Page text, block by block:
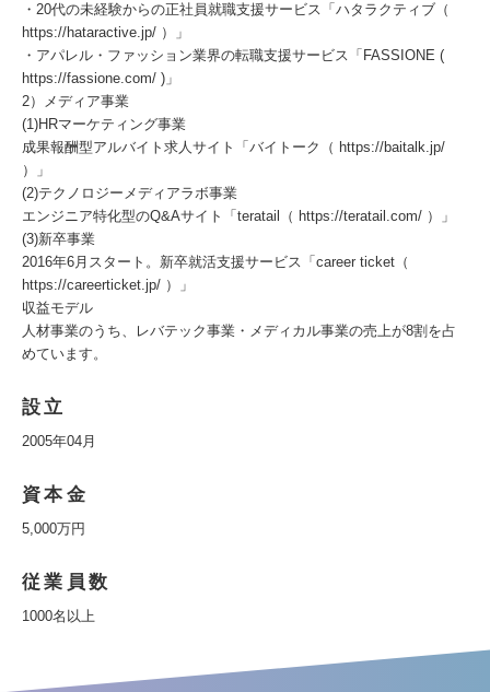
・20代の未経験からの正社員就職支援サービス「ハタラクティブ（
https://hataractive.jp/ ）」
・アパレル・ファッション業界の転職支援サービス「FASSIONE (
https://fassione.com/ )」
2）メディア事業
(1)HRマーケティング事業
成果報酬型アルバイト求人サイト「バイトーク（ https://baitalk.jp/
）」
(2)テクノロジーメディアラボ事業
エンジニア特化型のQ&Aサイト「teratail（ https://teratail.com/ ）」
(3)新卒事業
2016年6月スタート。新卒就活支援サービス「career ticket（
https://careerticket.jp/ ）」
収益モデル
人材事業のうち、レバテック事業・メディカル事業の売上が8割を占
めています。
設立
2005年04月
資本金
5,000万円
従業員数
1000名以上